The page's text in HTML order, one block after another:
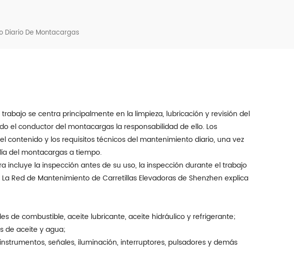
Diario De Montacargas
trabajo se centra principalmente en la limpieza, lubricación y revisión del
el conductor del montacargas la responsabilidad de ello. Los
contenido y los requisitos técnicos del mantenimiento diario, una vez
del montacargas a tiempo.
incluye la inspección antes de su uso, la inspección durante el trabajo
Red de Mantenimiento de Carretillas Elevadoras de Shenzhen explica
de combustible, aceite lubricante, aceite hidráulico y refrigerante;
de aceite y agua;
señales, iluminación, interruptores, pulsadores y demás